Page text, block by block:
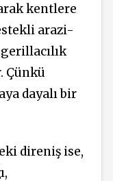
kentlere
arazi-
Çünkü
dayalı bir
direniş ise,